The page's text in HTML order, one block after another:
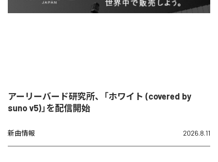
アーリーバード研究所、「ホワイト (covered by
suno v5)」を配信開始
新曲情報 2026.8.11